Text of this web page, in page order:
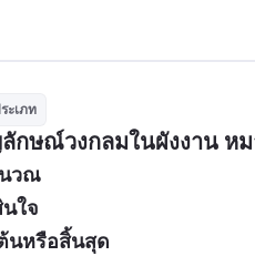
ะเภท
กษณ์วงกลมในผังงาน หม
วณ
ใจ
นหรือสิ้นสุด